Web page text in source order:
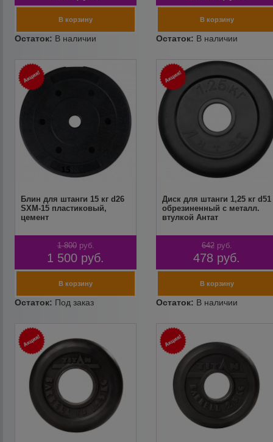
Блин для штанги 15 кг d26
SXM-15 пластиковый,
цемент
1 800 руб.
1 500 руб.
Диск для штанги 1,25 кг d51
обрезиненный с металл.
втулкой Антат
642 руб.
478 руб.